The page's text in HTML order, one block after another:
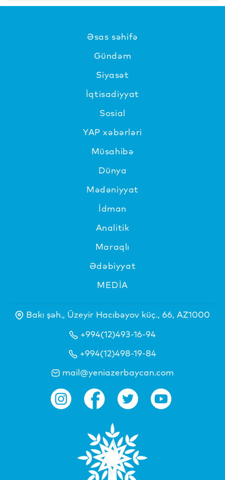
Əsas səhifə
Gündəm
Siyasət
İqtisadiyyat
Sosial
YAP xəbərləri
Müsahibə
Dünya
Mədəniyyat
İdman
Analitik
Maraqlı
Ədəbiyyat
MEDİA
Bakı şəh., Üzeyir Hacıbəyov küç., 66, AZ1000
+994(12)493-16-94
+994(12)498-19-84
mail@yeniazerbaycan.com